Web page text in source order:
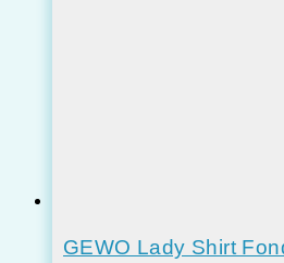
GEWO Lady Shirt